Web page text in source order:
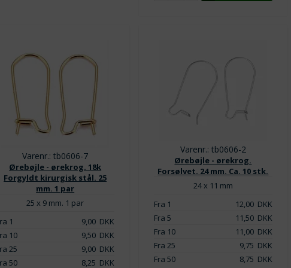
Varenr.: tb0606-7
Ørebøjle - ørekrog. 18k
Forgyldt kirurgisk stål. 25
mm. 1 par
25 x 9 mm. 1 par
1
9,00 DKK
10
9,50 DKK
25
9,00 DKK
50
8,25 DKK
Varenr.: tb0606-2
Ørebøjle - ørekrog.
Forsølvet. 24 mm. Ca. 10 stk.
24 x 11 mm
Fra 1
12,00DKK
Fra 5
11,50DKK
Fra 10
11,00DKK
Fra 25
9,75 DKK
Fra 50
8,75 DKK